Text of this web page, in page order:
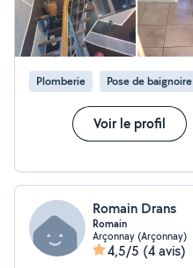
Plomberie Pose de baignoire
Voir le profil
Romain Drans
Romain
Arçonnay (Arçonnay)
4,5/5 (4 avis)